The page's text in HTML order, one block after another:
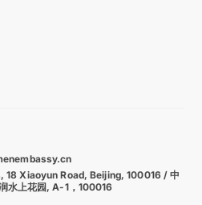
Xiaoyun Road, Beijing, 100016 / 中
水上花园, A-1，100016